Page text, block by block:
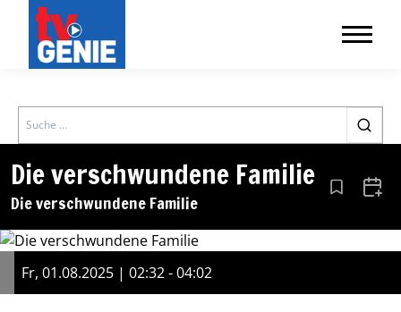
Search
Die verschwundene Familie
Die verschwundene Familie Aus den
Fr, 01.08.2025 | 02:32 - 04:02